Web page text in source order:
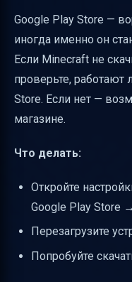
Google Play Store —
иногда именно он
Если Minecraft не
проверьте, работают
Store. Если нет —
магазине.
Что делать:
Откройте
Google Play Store
Перезагрузите
Попробуйте